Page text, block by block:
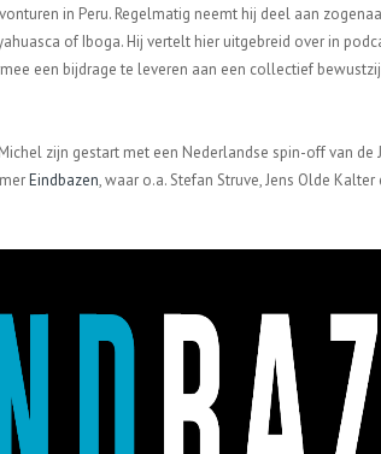
in Peru. Regelmatig neemt hij deel aan
of Iboga. Hij vertelt hier uitgebreid over in
een bijdrage te leveren aan een collectief
zijn gestart met een Nederlandse spin-off van de
Eindbazen, waar o.a. Stefan Struve, Jens Olde Kalter